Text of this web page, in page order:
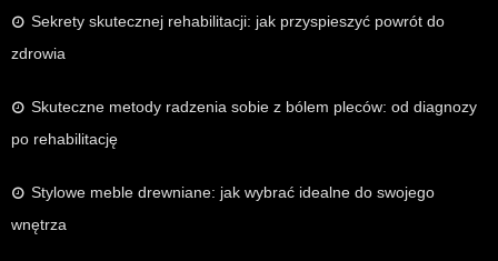
Sekrety skutecznej rehabilitacji: jak przyspieszyć powrót do
zdrowia
Skuteczne metody radzenia sobie z bólem pleców: od diagnozy
po rehabilitację
Stylowe meble drewniane: jak wybrać idealne do swojego
wnętrza